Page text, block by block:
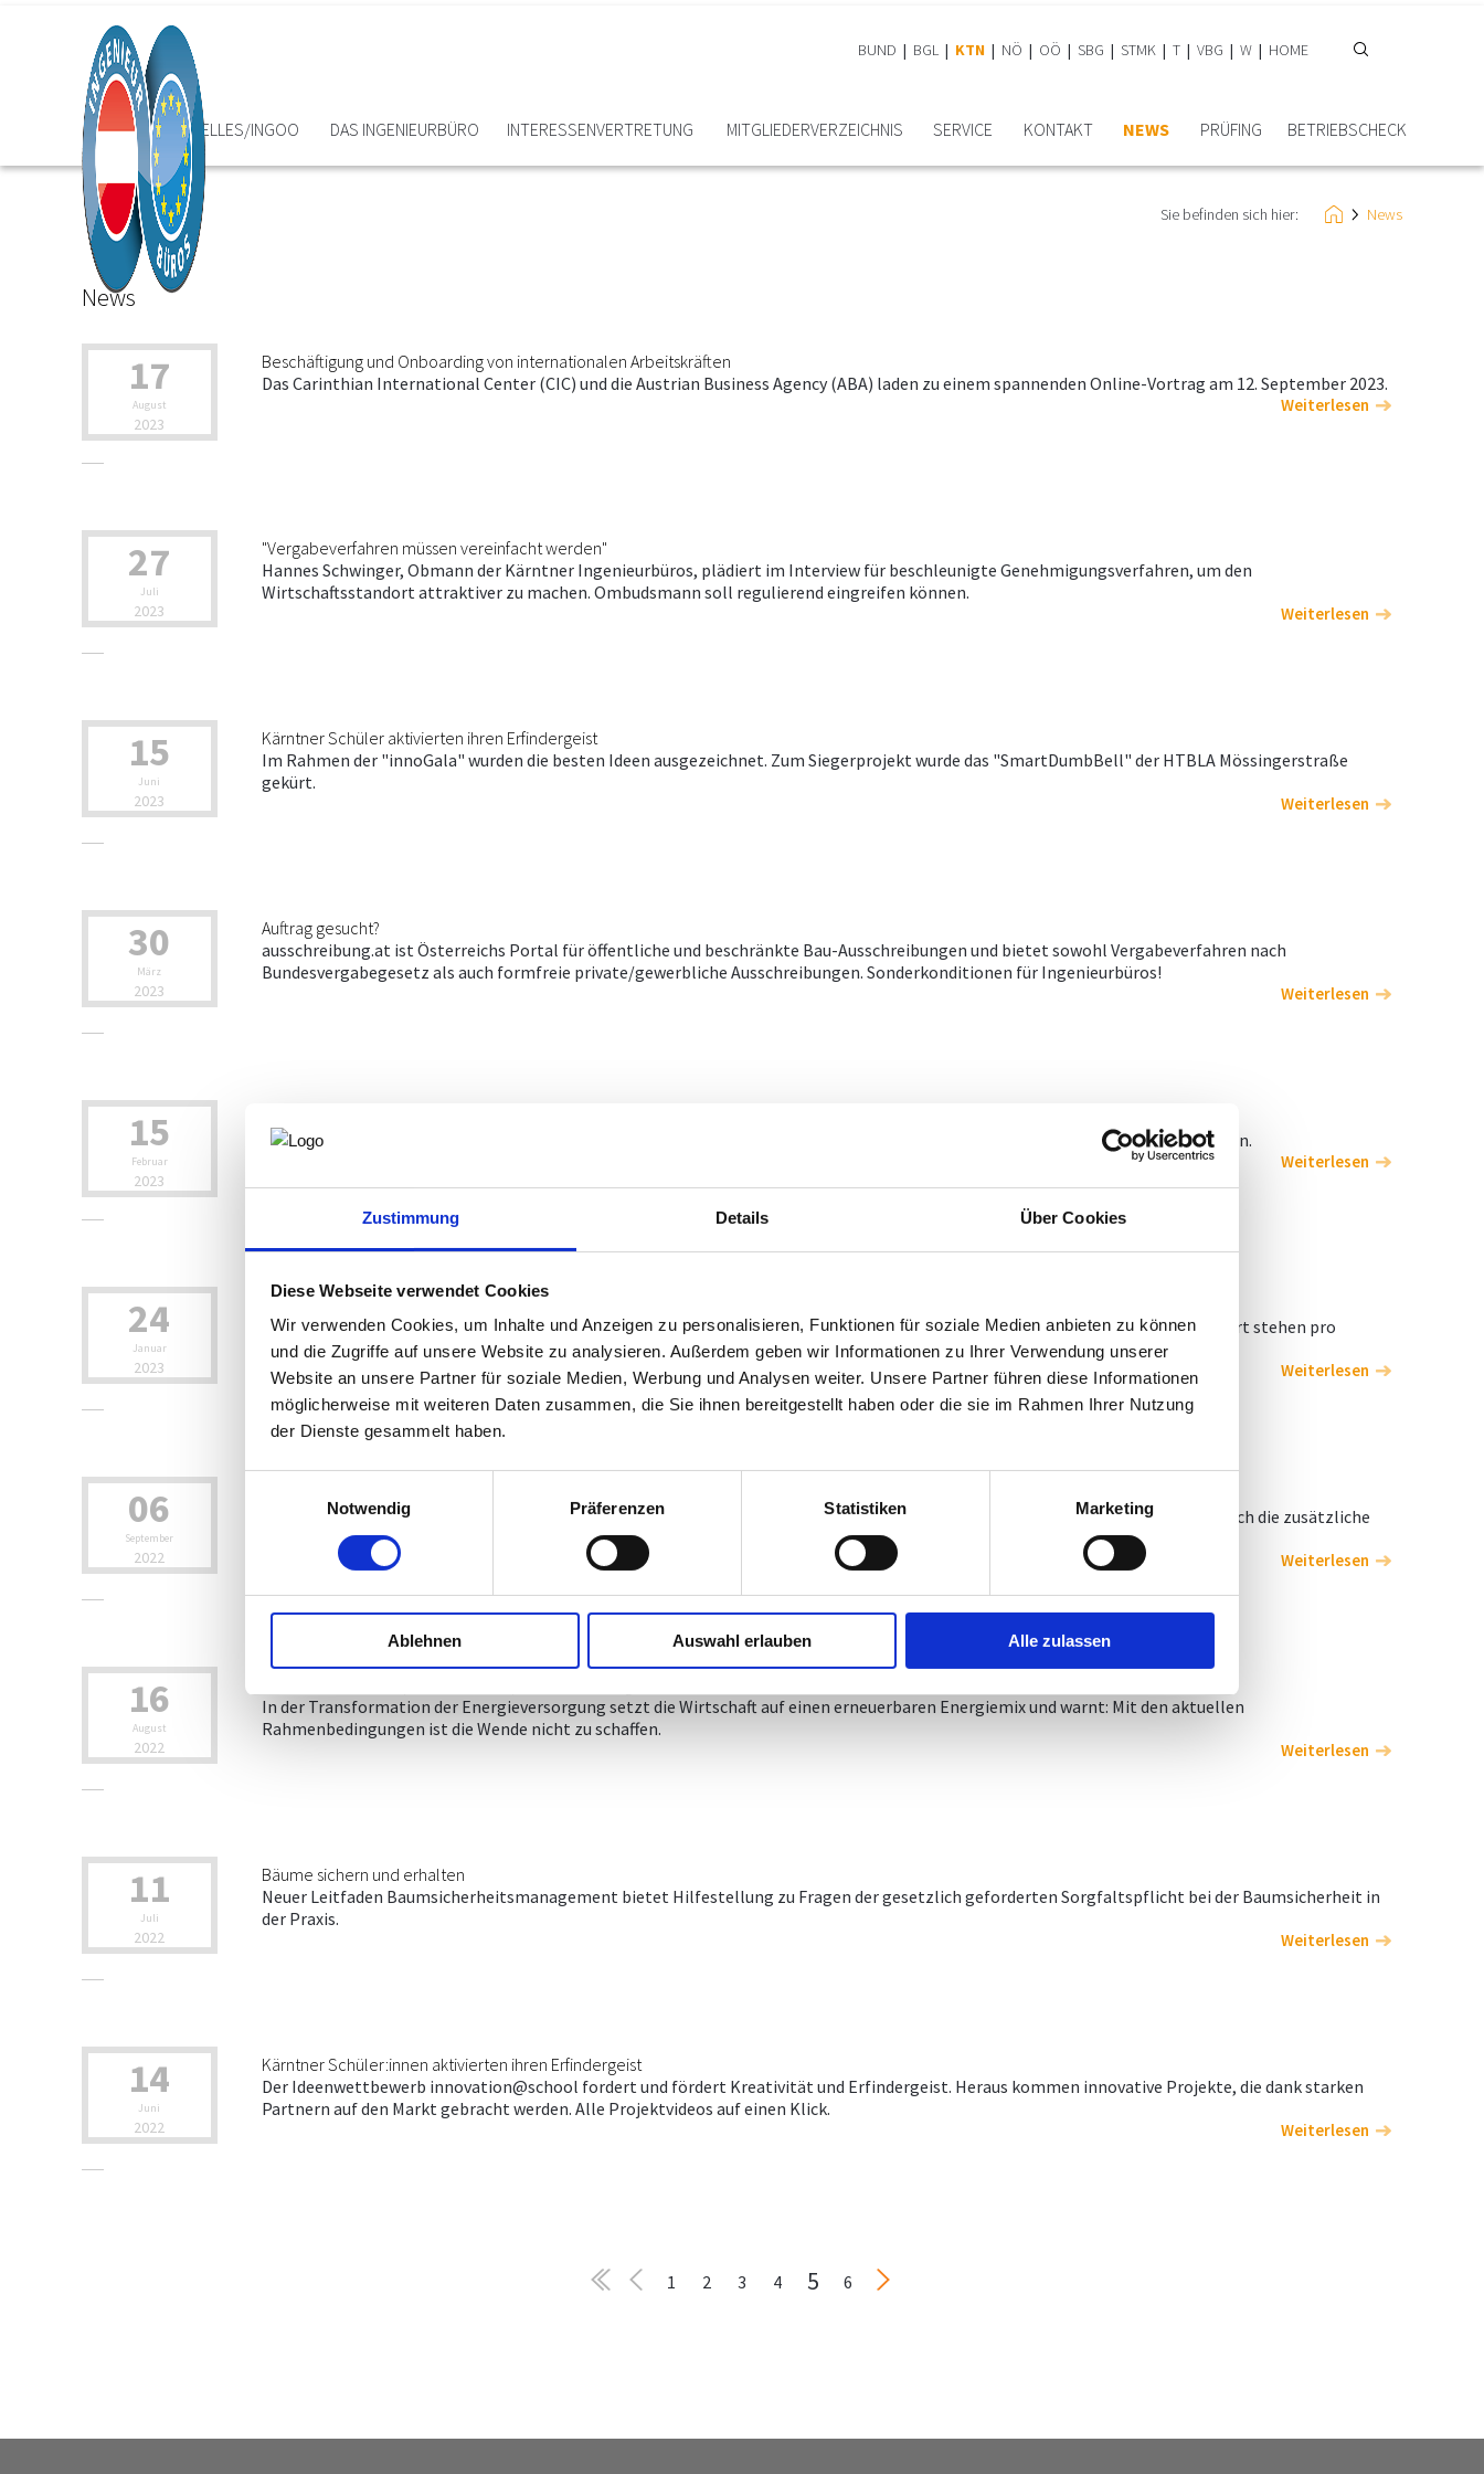
Zustimmung Details Über Cookies
Diese Webseite verwendet Cookies
Wir verwenden Cookies, um Inhalte und Anzeigen zu personalisieren, Funktionen für soziale Medien anbieten zu können
und die Zugriffe auf unsere Website zu analysieren. Außerdem geben wir Informationen zu Ihrer Verwendung unserer
Website an unsere Partner für soziale Medien, Werbung und Analysen weiter. Unsere Partner führen diese Informationen
möglicherweise mit weiteren Daten zusammen, die Sie ihnen bereitgestellt haben oder die sie im Rahmen Ihrer Nutzung
der Dienste gesammelt haben.
Notwendig
Präferenzen Statistiken Marketing
Ablehnen Auswahl erlauben Alle zulassen
BUND BGL KTN NÖ OÖ SBG STMK T VBG W HOME
HOME AKTUELLES/INGOO DAS INGENIEURBÜRO INTERESSEN­VERTRETUNG MITGLIEDER­VERZEICHNIS SERVICE KONTAKT NEWS PRÜFING BETRIEBSCHECK
Sie befinden sich hier: News
News
17
August
2023
Beschäftigung und Onboarding von internationalen Arbeitskräften
Das Carinthian International Center (CIC) und die Austrian Business Agency (ABA) laden zu einem spannenden Online-Vortrag am 12. September 2023.
Weiterlesen
27
Juli
2023
"Vergabeverfahren müssen vereinfacht werden"
Hannes Schwinger, Obmann der Kärntner Ingenieurbüros, plädiert im Interview für beschleunigte Genehmigungsverfahren, um den
Wirtschaftsstandort attraktiver zu machen. Ombudsmann soll regulierend eingreifen können.
Weiterlesen
15
Juni
2023
Kärntner Schüler aktivierten ihren Erfindergeist
Im Rahmen der "innoGala" wurden die besten Ideen ausgezeichnet. Zum Siegerprojekt wurde das "SmartDumbBell" der HTBLA Mössingerstraße
gekürt.
Weiterlesen
30
März
2023
Auftrag gesucht?
ausschreibung.at ist Österreichs Portal für öffentliche und beschränkte Bau-Ausschreibungen und bietet sowohl Vergabeverfahren nach
Bundesvergabegesetz als auch formfreie private/gewerbliche Ausschreibungen. Sonderkonditionen für Ingenieurbüros!
Weiterlesen
15
Februar
2023
Ab sofort können Sie ihre geprüfte Kompetenz im Firmen A-Z eintragen lassen und somit Ihre Qualität in der Arbeit unterstreichen.
Weiterlesen
24
Januar
2023
Der Fachverband Ingenieurbüros hat sich mit Austrian Standards plus GmbH wieder auf ein Normenpaket einigen können. Ab sofort stehen pro
Mitglieder wieder 20 frei wählbare Normen zur Verfügung.
Weiterlesen
06
September
2022
Bundesminister Norbert Totschnig hat neue Förderungsrichtlinien für die kommunale Siedlungswasserwirtschaft genehmigt, durch die zusätzliche
Maßnahmen zur Klimawandelanpassung und zur Verringerung von Treibhausgasemissionen förderfähig sind.
Weiterlesen
16
August
2022
In der Transformation der Energieversorgung setzt die Wirtschaft auf einen erneuerbaren Energiemix und warnt: Mit den aktuellen
Rahmenbedingungen ist die Wende nicht zu schaffen.
Weiterlesen
11
Juli
2022
Bäume sichern und erhalten
Neuer Leitfaden Baumsicherheitsmanagement bietet Hilfestellung zu Fragen der gesetzlich geforderten Sorgfaltspflicht bei der Baumsicherheit in
der Praxis.
Weiterlesen
14
Juni
2022
Kärntner Schüler:innen aktivierten ihren Erfindergeist
Der Ideenwettbewerb innovation@school fordert und fördert Kreativität und Erfindergeist. Heraus kommen innovative Projekte, die dank starken
Partnern auf den Markt gebracht werden. Alle Projektvideos auf einen Klick.
Weiterlesen
1 2 3 4 5 6